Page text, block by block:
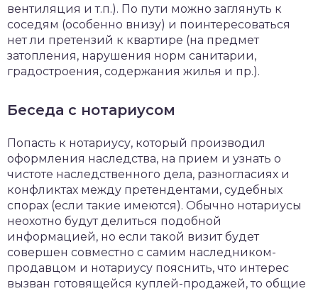
вентиляция и т.п.). По пути можно заглянуть к
соседям (особенно внизу) и поинтересоваться
нет ли претензий к квартире (на предмет
затопления, нарушения норм санитарии,
градостроения, содержания жилья и пр.).
Беседа с нотариусом
Попасть к нотариусу, который производил
оформления наследства, на прием и узнать о
чистоте наследственного дела, разногласиях и
конфликтах между претендентами, судебных
спорах (если такие имеются). Обычно нотариусы
неохотно будут делиться подобной
информацией, но если такой визит будет
совершен совместно с самим наследником-
продавцом и нотариусу пояснить, что интерес
вызван готовящейся куплей-продажей, то общие